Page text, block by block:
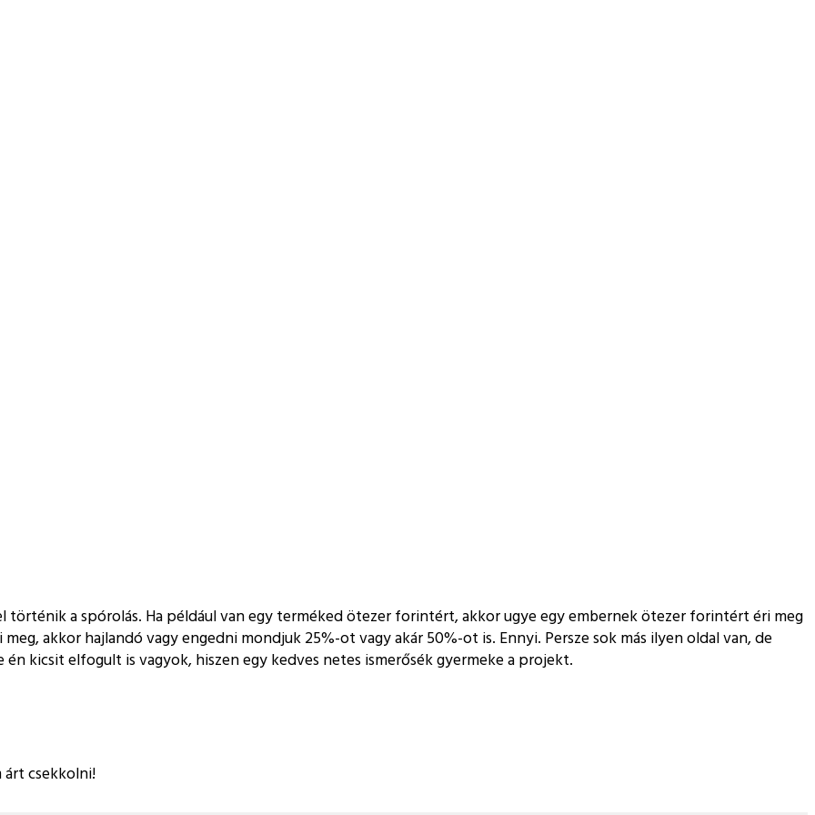
történik a spórolás. Ha például van egy terméked ötezer forintért, akkor ugye egy embernek ötezer forintért éri meg
akkor hajlandó vagy engedni mondjuk 25%-ot vagy akár 50%-ot is. Ennyi. Persze sok más ilyen oldal van, de
kicsit elfogult is vagyok, hiszen egy kedves netes ismerősék gyermeke a projekt.
árt csekkolni!